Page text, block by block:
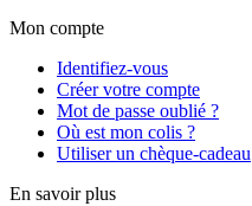
Mon compte
Identifiez-vous
Créer votre compte
Mot de passe oublié ?
Où est mon colis ?
Utiliser un chèque-cadeau
En savoir plus